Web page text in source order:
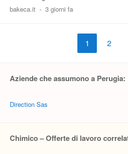
bakeca.it - 3 giorni fa
1 2
Aziende che assumono a Perugia:
Direction Sas
Chimico – Offerte di lavoro